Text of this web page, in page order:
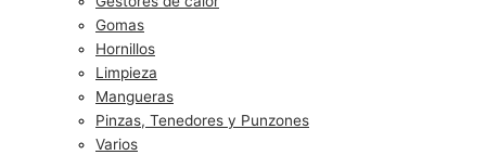
Gomas
Hornillos
Limpieza
Mangueras
Pinzas, Tenedores y Punzones
Varios